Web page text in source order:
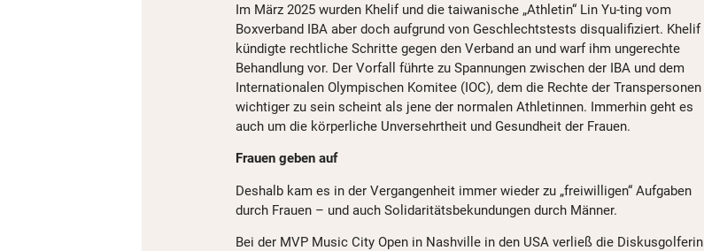
Im März 2025 wurden Khelif und die taiwanische „Athletin“ Lin Yu-ting vom
Boxverband IBA aber doch aufgrund von Geschlechtstests disqualifiziert. Khelif
kündigte rechtliche Schritte gegen den Verband an und warf ihm ungerechte
Behandlung vor. Der Vorfall führte zu Spannungen zwischen der IBA und dem
Internationalen Olympischen Komitee (IOC), dem die Rechte der Transpersonen
wichtiger zu sein scheint als jene der normalen Athletinnen. Immerhin geht es
auch um die körperliche Unversehrtheit und Gesundheit der Frauen.
Frauen geben auf
Deshalb kam es in der Vergangenheit immer wieder zu „freiwilligen“ Aufgaben
durch Frauen – und auch Solidaritätsbekundungen durch Männer.
Bei der MVP Music City Open in Nashville in den USA verließ die Diskusgolferin